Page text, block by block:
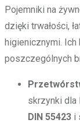
Pojemniki na
dzięki trwałości,
higienicznymi.
poszczególnych
skrzynki dla
DIN 55423 i